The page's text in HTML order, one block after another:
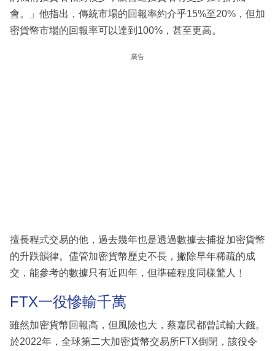
會。」他指出，傳統市場的回報率約介乎15%至20%，但加
密貨幣市場的回報率可以達到100%，甚至更高。
廣告
擅長程式交易的他，過去幾年也是透過數據去捕捉加密貨幣
的升跌韻律。儘管加密貨幣歷史不長，撇除早年稀疏的成
交，能參考的數據只有近四年，但準確程度同樣驚人﹗
FTX一役慘輸千萬
雖然加密貨幣回報高，但風險也大，蔡嘉民都曾試輸大錢。
於2022年，全球第二大加密貨幣交易所FTX倒閉，該役令